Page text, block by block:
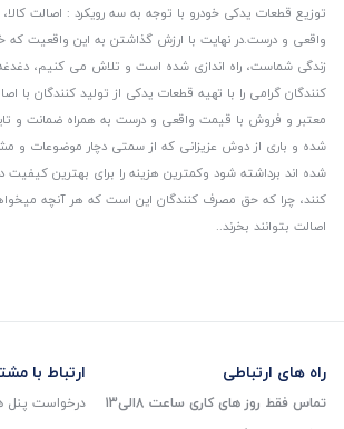
توزیع قطعات یدکی خودرو با توجه به سه رویکرد : اصالت
واقعی و درست.در نهایت با ارزش گذاشتن به این واقعیت که
زندگی شماست، راه اندازی شده است و تلاش می کنیم،
کنندگان گرامی را با تهیه قطعات یدکی از تولید کنندگان با
معتبر و فروش با قیمت واقعی و درست به همراه ضمانت و
شده و باری از دوش عزیزانی که از سمتی دچار موضوعات و
شده اند برداشته شود و‌کمترین هزینه را برای بهترین کیفیت
کنند، چرا که حق مصرف کنندگان این است که هر آنچه
اصالت بتوانند بخرند..
راه های ارتباطی
تماس فقط روز های کاری ساعت 8الی13
ارتباط با
درخواست پنل